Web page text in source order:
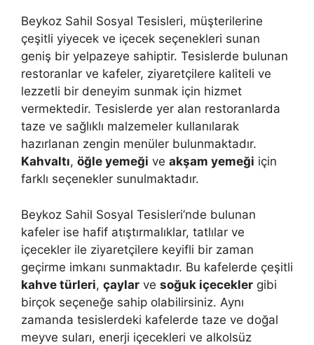
Beykoz Sahil Sosyal Tesisleri, müşterilerine
çeşitli yiyecek ve içecek seçenekleri sunan
geniş bir yelpazeye sahiptir. Tesislerde bulunan
restoranlar ve kafeler, ziyaretçilere kaliteli ve
lezzetli bir deneyim sunmak için hizmet
vermektedir. Tesislerde yer alan restoranlarda
taze ve sağlıklı malzemeler kullanılarak
hazırlanan zengin menüler bulunmaktadır.
Kahvaltı, öğle yemeği ve akşam yemeği için
farklı seçenekler sunulmaktadır.
Beykoz Sahil Sosyal Tesisleri’nde bulunan
kafeler ise hafif atıştırmalıklar, tatlılar ve
içecekler ile ziyaretçilere keyifli bir zaman
geçirme imkanı sunmaktadır. Bu kafelerde çeşitli
kahve türleri, çaylar ve soğuk içecekler gibi
birçok seçeneğe sahip olabilirsiniz. Aynı
zamanda tesislerdeki kafelerde taze ve doğal
meyve suları, enerji içecekleri ve alkolsüz